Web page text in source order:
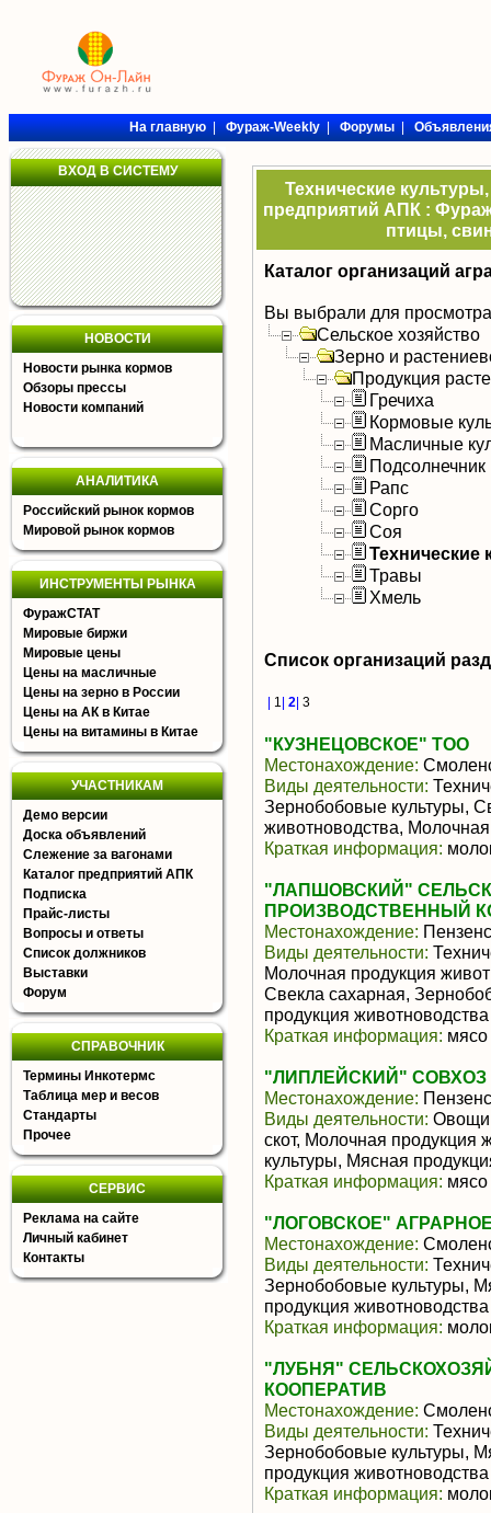
На главную|Фураж-Weekly|Форумы|
ВХОД В СИСТЕМУ
НОВОСТИ
Новости рынка кормов
Обзоры прессы
Новости компаний
АНАЛИТИКА
Российский рынок кормов
Мировой рынок кормов
ИНСТРУМЕНТЫ РЫНКА
ФуражСТАТ
Мировые биржи
Мировые цены
Цены на масличные
Цены на зерно в России
Цены на АК в Китае
Цены на витамины в Китае
УЧАСТНИКАМ
Демо версии
Доска объявлений
Слежение за вагонами
Каталог предприятий АПК
Подписка
Прайс-листы
Вопросы и ответы
Список должников
Выставки
Форум
СПРАВОЧНИК
Термины Инкотермс
Таблица мер и весов
Стандарты
Прочее
СЕРВИС
Реклама на сайте
Личный кабинет
Контакты
Технические
предприятий АПК :
птицы,
Каталог организаций
Вы выбрали для
Сельское хозяйство
Зерно и
Продукция
Гречиха
Кормовые
Масличные
Подсолнечник
Рапс
Сорго
Соя
Технические
Травы
Хмель
Список организаций
1 2 3
"КУЗНЕЦОВСКОЕ" ТОО
Местонахождение:
Виды деятельности:
Зернобобовые культуры,
животноводства,
Краткая информация:
"ЛАПШОВСКИЙ"
ПРОИЗВОДСТВЕННЫЙ
Местонахождение:
Виды деятельности:
Молочная продукция
Свекла сахарная,
продукция животноводства
Краткая информация: мясо
"ЛИПЛЕЙСКИЙ" СОВХОЗ
Местонахождение:
Виды деятельности: Овощи,
скот, Молочная продукция
культуры, Мясная
Краткая информация: мясо
"ЛОГОВСКОЕ"
Местонахождение:
Виды деятельности:
Зернобобовые культуры,
продукция животноводства
Краткая информация:
"ЛУБНЯ"
КООПЕРАТИВ
Местонахождение:
Виды деятельности:
Зернобобовые культуры,
продукция животноводства
Краткая информация: